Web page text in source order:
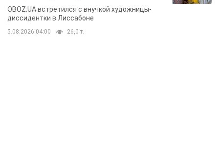
Горской, критике сына Стуса и
бегстве в Португалию с пятью
детьми
OBOZ.UA встретился с внучкой художницы-
диссидентки в Лиссабоне
5.08.2026 04:00 26,0 т.